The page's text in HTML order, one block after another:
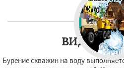
ВИДЫ
Бурение скважин на воду